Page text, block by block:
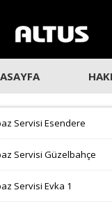
Servisi Esendere
Servisi Güzelbahçe
Servisi Evka 1